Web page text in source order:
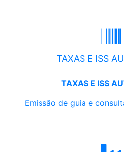
TAXAS E ISS
TAXAS E ISS
Emissão de guia e